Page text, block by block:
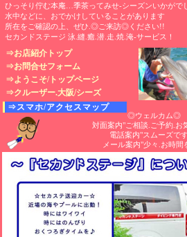
ひっそり佇む本庵…季茶ってみせ-シーズンいかがで
水中などに、おでかけしていることがあります
所在をご確認の上、ぜひ.◎ご来訪◎ください!!
セカンドステージ 泳.縫.癒.潜.走.焼.淹-サービス！
⇒お店紹介トップ
⇒お問合せフォーム
⇒ようこそ/トップページ
⇒クルーザー.大阪/シーズ
⇒スマホ/アクセスマップ
◎ウェルカム◎
対面案内"ご相談.ご予約.お
電話案内"スムーズです
メール案内"少々.お時